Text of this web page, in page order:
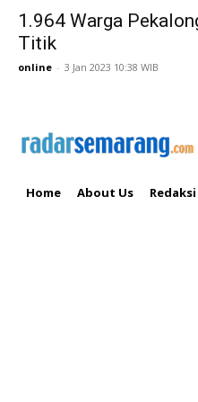
1.964 Warga
Titik
online - 3 Jan 2023 10:38 WIB
Home About Us Redaksi